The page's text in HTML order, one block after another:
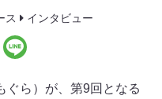
ス インタビュー
ぐら）が、第9回となる